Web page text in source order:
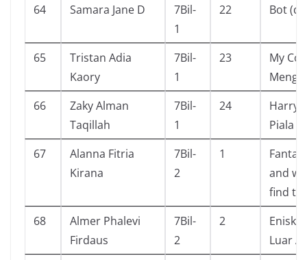
64 Samara Jane D
7Bil-
1
22 Bot
65
Tristan Adia
Kaory
7Bil-
1
23
My
Meng
66
Zaky Alman
Taqillah
7Bil-
1
24
Harry
Piala
67
Alanna Fitria
Kirana
7Bil-
2
1
and
find
68
Almer Phalevi
Firdaus
7Bil-
2
2
Luar